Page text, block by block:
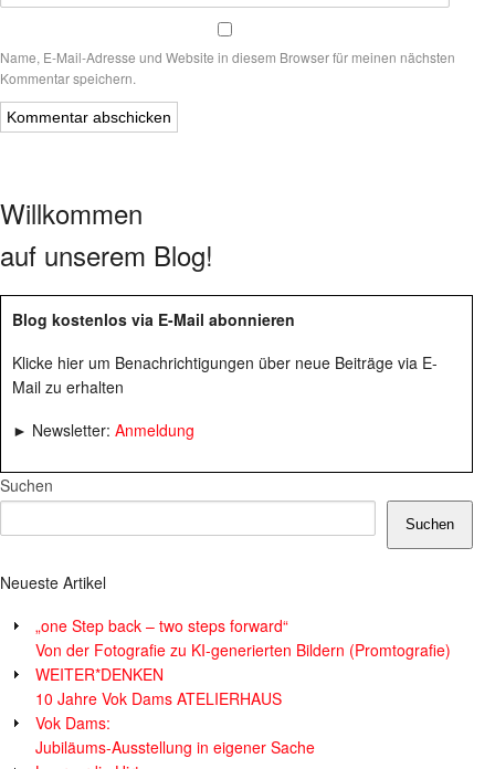
Name, E-Mail-Adresse und Website in diesem Browser für meinen nächsten
Kommentar speichern.
Willkommen
auf unserem Blog!
Blog kostenlos via E-Mail abonnieren
Klicke hier um Benachrichtigungen über neue Beiträge via E-
Mail zu erhalten
► Newsletter: Anmeldung
Suchen
Suchen
Neueste Artikel
„one Step back – two steps forward“
Von der Fotografie zu KI-generierten Bildern (Promtografie)
WEITER*DENKEN
10 Jahre Vok Dams ATELIERHAUS
Vok Dams:
Jubiläums-Ausstellung in eigener Sache